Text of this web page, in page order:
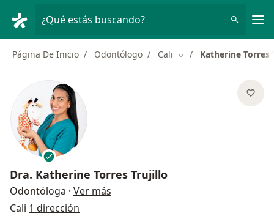
¿Qué estás buscando?
Página De Inicio Odontólogo Cali Cambiar de ciudad
Katherine Torres
Dra. Katherine Torres Trujillo
Odontóloga · Ver más
Cali 1 dirección